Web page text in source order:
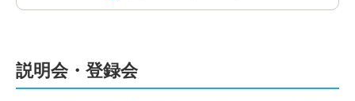
説明会・登録会